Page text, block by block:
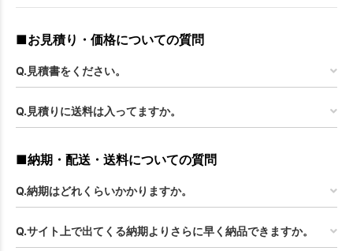
■お見積り・価格についての質問
Q.見積書をください。
Q.見積りに送料は入ってますか。
■納期・配送・送料についての質問
Q.納期はどれくらいかかりますか。
Q.サイト上で出てくる納期よりさらに早く納品できますか。